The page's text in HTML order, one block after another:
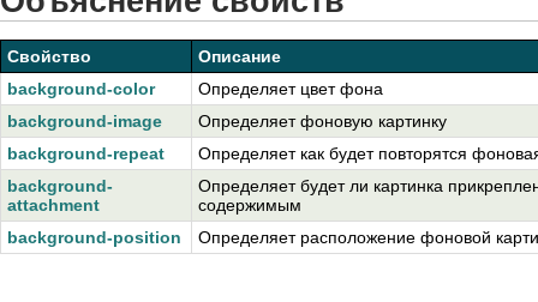
Свойство
Описание
background-color
Определяет цвет фона
background-image
Определяет фоновую картинку
background-repeat
Определяет как будет повторятся
background-
attachment
Определяет будет ли картинка
содержимым
background-position
Определяет расположение фоновой